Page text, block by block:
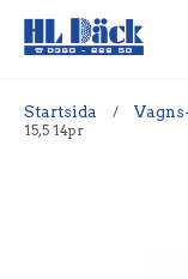
Startsida /
15,5 14pr